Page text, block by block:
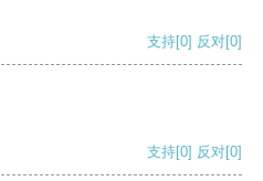
支持[0] 反对[0]
支持[0] 反对[0]